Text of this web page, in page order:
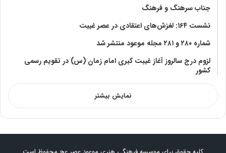
جناب سرهنگ و فرهنگ
نشست ۱۶۴: لغزش‌های اعتقادی در عصر غیبت
شماره ۲۸۰ و ۲۸۱ مجله موعود منتشر شد
لزوم درج سالروز آغاز غیبت کبری امام زمان (س) در تقویم رسمی
کشور
نمایش بیشتر